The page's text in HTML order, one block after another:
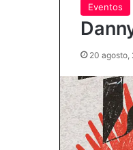
Eventos
20 agosto,